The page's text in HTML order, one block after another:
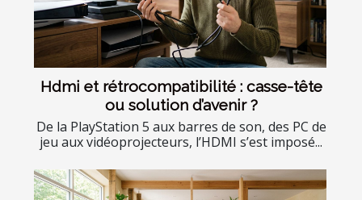
Hdmi et rétrocompatibilité : casse-tête
ou solution d’avenir ?
De la PlayStation 5 aux barres de son, des PC de
jeu aux vidéoprojecteurs, l’HDMI s’est imposé...